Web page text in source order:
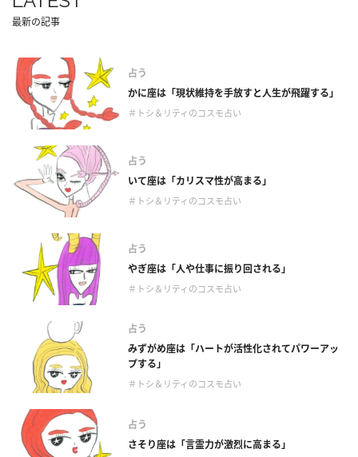
最新の記事
占う
かに座は「現状維持を手放すと人生が飛躍する」
＃トシ＆リティのコスモ占い
占う
いて座は「カリスマ性が高まる」
＃トシ＆リティのコスモ占い
占う
やぎ座は「人や仕事に振り回される」
＃トシ＆リティのコスモ占い
占う
みずがめ座は「ハートが活性化されてパワーアッ
プする」
＃トシ＆リティのコスモ占い
占う
さそり座は「言霊力が激烈に高まる」